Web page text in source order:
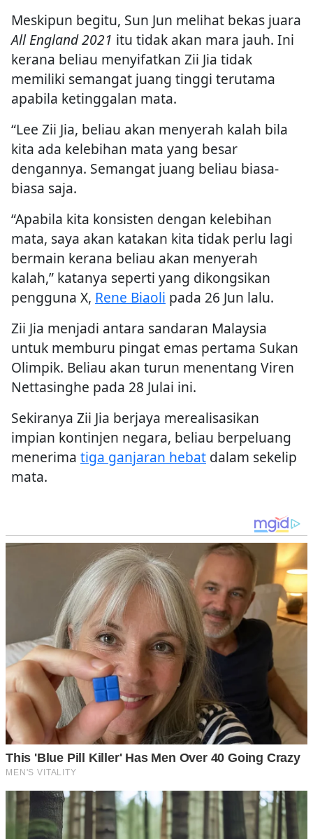
Meskipun begitu, Sun Jun melihat bekas juara
All England 2021 itu tidak akan mara jauh. Ini
kerana beliau menyifatkan Zii Jia tidak
memiliki semangat juang tinggi terutama
apabila ketinggalan mata.
“Lee Zii Jia, beliau akan menyerah kalah bila
kita ada kelebihan mata yang besar
dengannya. Semangat juang beliau biasa-
biasa saja.
“Apabila kita konsisten dengan kelebihan
mata, saya akan katakan kita tidak perlu lagi
bermain kerana beliau akan menyerah
kalah,” katanya seperti yang dikongsikan
pengguna X, Rene Biaoli pada 26 Jun lalu.
Zii Jia menjadi antara sandaran Malaysia
untuk memburu pingat emas pertama Sukan
Olimpik. Beliau akan turun menentang Viren
Nettasinghe pada 28 Julai ini.
Sekiranya Zii Jia berjaya merealisasikan
impian kontinjen negara, beliau berpeluang
menerima tiga ganjaran hebat dalam sekelip
mata.